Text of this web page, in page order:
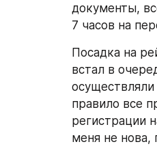
документы,
7 часов на
Посадка на
встал в
правило все
регистрации
меня не нова,